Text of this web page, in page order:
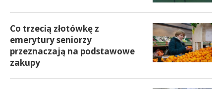
Co trzecią złotówkę z
emerytury seniorzy
przeznaczają na podstawowe
zakupy